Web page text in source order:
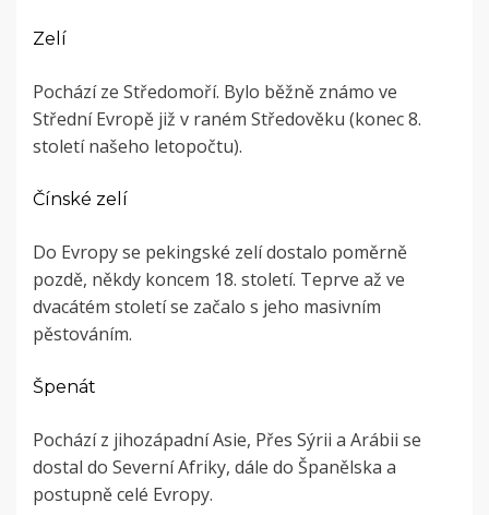
Zelí
Pochází ze Středomoří. Bylo běžně známo ve
Střední Evropě již v raném Středověku (konec 8.
století našeho letopočtu).
Čínské zelí
Do Evropy se pekingské zelí dostalo poměrně
pozdě, někdy koncem 18. století. Teprve až ve
dvacátém století se začalo s jeho masivním
pěstováním.
Špenát
Pochází z jihozápadní Asie, Přes Sýrii a Arábii se
dostal do Severní Afriky, dále do Španělska a
postupně celé Evropy.